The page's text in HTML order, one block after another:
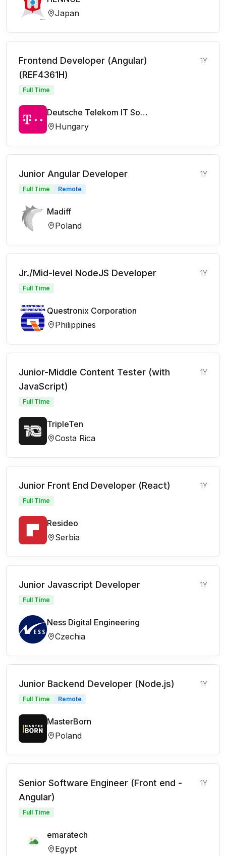
Japan
Frontend Developer (Angular)
(REF4361H)
1Y
Full Time
Deutsche Telekom IT Solutions
Hungary
Junior Angular Developer 1Y
Full Time Remote
Madiff
Poland
Jr./Mid-level NodeJS Developer 1Y
Full Time
Questronix Corporation
Philippines
Junior-Middle Content Tester (with
JavaScript)
1Y
Full Time
TripleTen
Costa Rica
Junior Front End Developer (React) 1Y
Full Time
Resideo
Serbia
Junior Javascript Developer 1Y
Full Time
Ness Digital Engineering
Czechia
Junior Backend Developer (Node.js) 1Y
Full Time Remote
MasterBorn
Poland
Senior Software Engineer (Front end -
Angular)
1Y
Full Time
emaratech
Egypt